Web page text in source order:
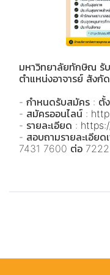
มหาวิทยาลัยทักษิณ รั
ตำแหน่งอาจารย์ สังกั
- กำหนดรับสมัคร : ตั้
- สมัครออนไลน์ :
- รายละเอียด :
- สอบถามรายละเอีย
7431 7600 ต่อ 7222